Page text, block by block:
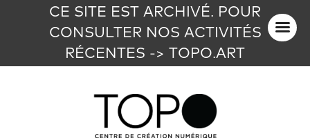
CE SITE EST ARCHIVÉ. POUR
CONSULTER NOS ACTIVITÉS
RÉCENTES -> TOPO.ART